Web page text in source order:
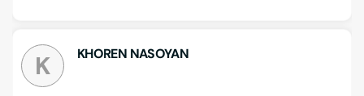
K KHOREN NASOYAN